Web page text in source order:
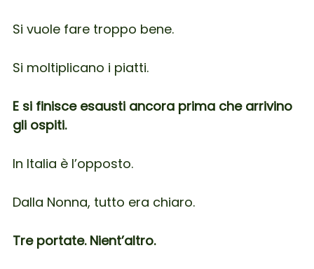
Si vuole fare troppo bene.
Si moltiplicano i piatti.
E si finisce esausti ancora prima che arrivino
gli ospiti.
In Italia è l’opposto.
Dalla Nonna, tutto era chiaro.
Tre portate. Nient’altro.